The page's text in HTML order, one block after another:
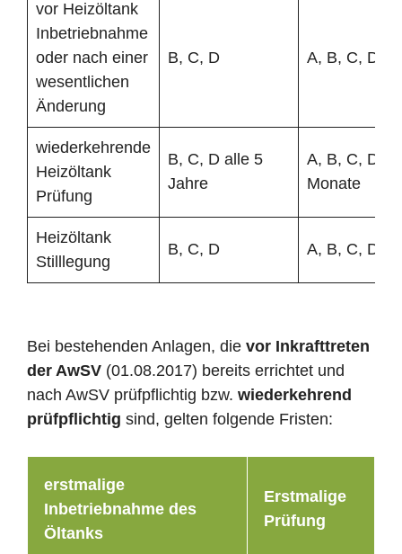
vor Heizöltank
Inbetriebnahme
oder nach einer
wesentlichen
Änderung
B, C, D A, B, C, D
wiederkehrende
Heizöltank
Prüfung
B, C, D alle 5
Jahre
A, B, C, D
Monate
Heizöltank
Stilllegung
B, C, D A, B, C, D
Bei bestehenden Anlagen, die vor Inkrafttreten
der AwSV (01.08.2017) bereits errichtet und
nach AwSV prüfpflichtig bzw. wiederkehrend
prüfpflichtig sind, gelten folgende Fristen:
erstmalige
Inbetriebnahme des
Öltanks
Erstmalige
Prüfung